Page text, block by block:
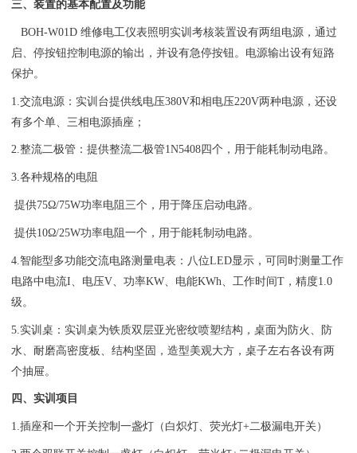
三、装置的基本配置及功能
BOH-W01D 维修电工仪表照明实训考核装置设有两组电源，通过
启、停按钮控制电源的输出，并设有急停按钮。电源输出设有短路
保护。
1.交流电源：实训台提供线电压380V和相电压220V两种电源，还设
有多个单、三相电源插座；
2.整流二极管：提供整流二极管1N5408四个，用于能耗制动电路。
3.各种规格的电阻
提供75Ω/75W功率电阻三个，用于降压启动电路。
提供10Ω/25W功率电阻一个，用于能耗制动电路。
4.智能型多功能交流电路测量电表：八位LED显示，可同时测量工作
电路中电流I、电压V、功率KW、电能KWh、工作时间T，精度1.0
级。
5.实训桌：实训桌为铁质双层亚光密纹喷塑结构，桌面为防火、防
水、耐磨高密度板、结构坚固，造型美观大方，桌子左右各设有两
个抽屉。
四、实训项目
1.插座和一个开关控制一盏灯（白炽灯、荧光灯+二极漏电开关）